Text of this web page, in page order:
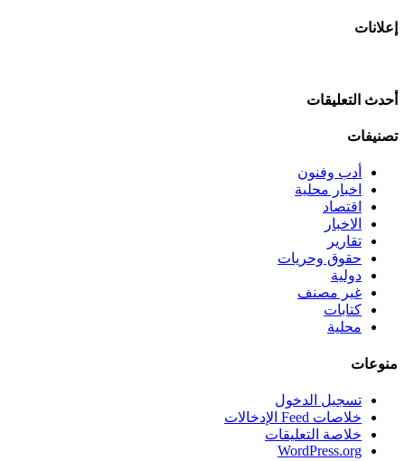
إعلانات
أحدث التعليقات
تصنيفات
أدب وفنون
اخبار محلية
اقتصاد
الاخبار
تقارير
حقوق وحريات
دولية
غير مصنف
كتابات
محلية
منوعات
تسجيل الدخول
خلاصات Feed الإدخالات
خلاصة التعليقات
WordPress.org